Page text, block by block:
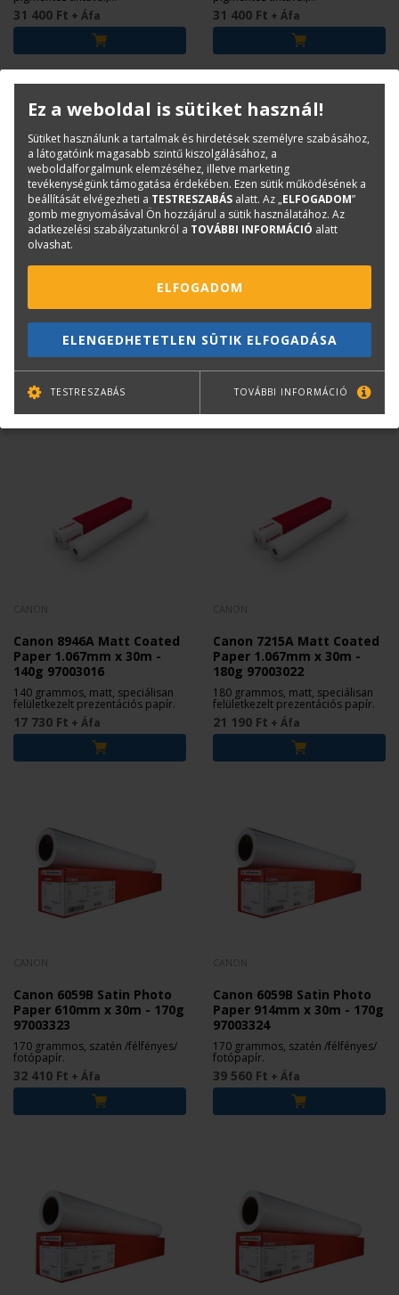
imagePROGRAF TX-2000, TX-2100,
TX-3000, TX-3100, TX-4000 és TX-
4100 nyomtatókhoz.
31 400 Ft + Áfa imagePROGRAF TX-2000, TX-2100,
TX-3000, TX-3100, TX-4000 és TX-
4100 nyomtatókhoz.
31 400 Ft + Áfa
HP No. 777 Karbantartó
HP használtfesték gyűjtőtartály
nyomtatókhoz.
29 900 Ft+ Áfa
Canon 5922A Opaque
120 grammos, matt, bevonatos
16 460 Ft+ Áfa
Canon 8946A Matt Coated
Paper 1.067mm x 30m -
140g 97003016
140 grammos, matt, speciálisan
felületkezelt prezentációs papír.
17 730 Ft + Áfa
Canon 7215A Matt Coated
Paper 1.067mm x 30m -
180g 97003022
180 grammos, matt, speciálisan
felületkezelt prezentációs papír.
21 190 Ft + Áfa
Canon 6059B Satin Photo
Paper 610mm x 30m - 170g
97003323
170 grammos, szatén /félfényes/
fotópapír.
32 410 Ft + Áfa
Canon 6059B Satin Photo
Paper 914mm x 30m - 170g
97003324
170 grammos, szatén /félfényes/
fotópapír.
39 560 Ft + Áfa
Ez a weboldal is sütiket használ!
Sütiket használunk a tartalmak és hirdetések személyre szabásához,
a látogatóink magasabb szintű kiszolgálásához, a
weboldalforgalmunk elemzéséhez, illetve marketing
tevékenységünk támogatása érdekében. Ezen sütik működésének a
beállítását elvégezheti a TESTRESZABÁS alatt. Az „ELFOGADOM”
gomb megnyomásával Ön hozzájárul a sütik használatához. Az
adatkezelési szabályzatunkról a TOVÁBBI INFORMÁCIÓ alatt
olvashat.
ELFOGADOM
ELENGEDHETETLEN SÜTIK ELFOGADÁSA
TESTRESZABÁS TOVÁBBI INFORMÁCIÓ